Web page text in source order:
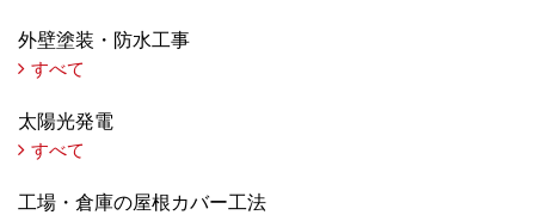
外壁塗装・防水工事
すべて
太陽光発電
すべて
工場・倉庫の屋根カバー工法